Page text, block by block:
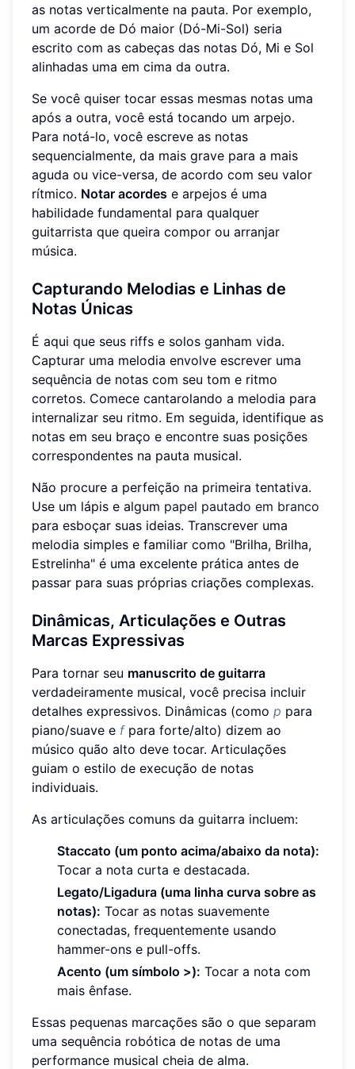
as notas verticalmente na pauta. Por exemplo,
um acorde de Dó maior (Dó-Mi-Sol) seria
escrito com as cabeças das notas Dó, Mi e Sol
alinhadas uma em cima da outra.
Se você quiser tocar essas mesmas notas uma
após a outra, você está tocando um arpejo.
Para notá-lo, você escreve as notas
sequencialmente, da mais grave para a mais
aguda ou vice-versa, de acordo com seu valor
rítmico. Notar acordes e arpejos é uma
habilidade fundamental para qualquer
guitarrista que queira compor ou arranjar
música.
Capturando Melodias e Linhas de
Notas Únicas
É aqui que seus riffs e solos ganham vida.
Capturar uma melodia envolve escrever uma
sequência de notas com seu tom e ritmo
corretos. Comece cantarolando a melodia para
internalizar seu ritmo. Em seguida, identifique as
notas em seu braço e encontre suas posições
correspondentes na pauta musical.
Não procure a perfeição na primeira tentativa.
Use um lápis e algum papel pautado em branco
para esboçar suas ideias. Transcrever uma
melodia simples e familiar como "Brilha, Brilha,
Estrelinha" é uma excelente prática antes de
passar para suas próprias criações complexas.
Dinâmicas, Articulações e Outras
Marcas Expressivas
Para tornar seu manuscrito de guitarra
verdadeiramente musical, você precisa incluir
detalhes expressivos. Dinâmicas (como p para
piano/suave e fpara forte/alto) dizem ao
músico quão alto deve tocar. Articulações
guiam o estilo de execução de notas
individuais.
As articulações comuns da guitarra incluem:
Staccato (um ponto acima/abaixo da nota):
Tocar a nota curta e destacada.
Legato/Ligadura (uma linha curva sobre as
notas): Tocar as notas suavemente
conectadas, frequentemente usando
hammer-ons e pull-offs.
Acento (um símbolo >): Tocar a nota com
mais ênfase.
Essas pequenas marcações são o que separam
uma sequência robótica de notas de uma
performance musical cheia de alma.